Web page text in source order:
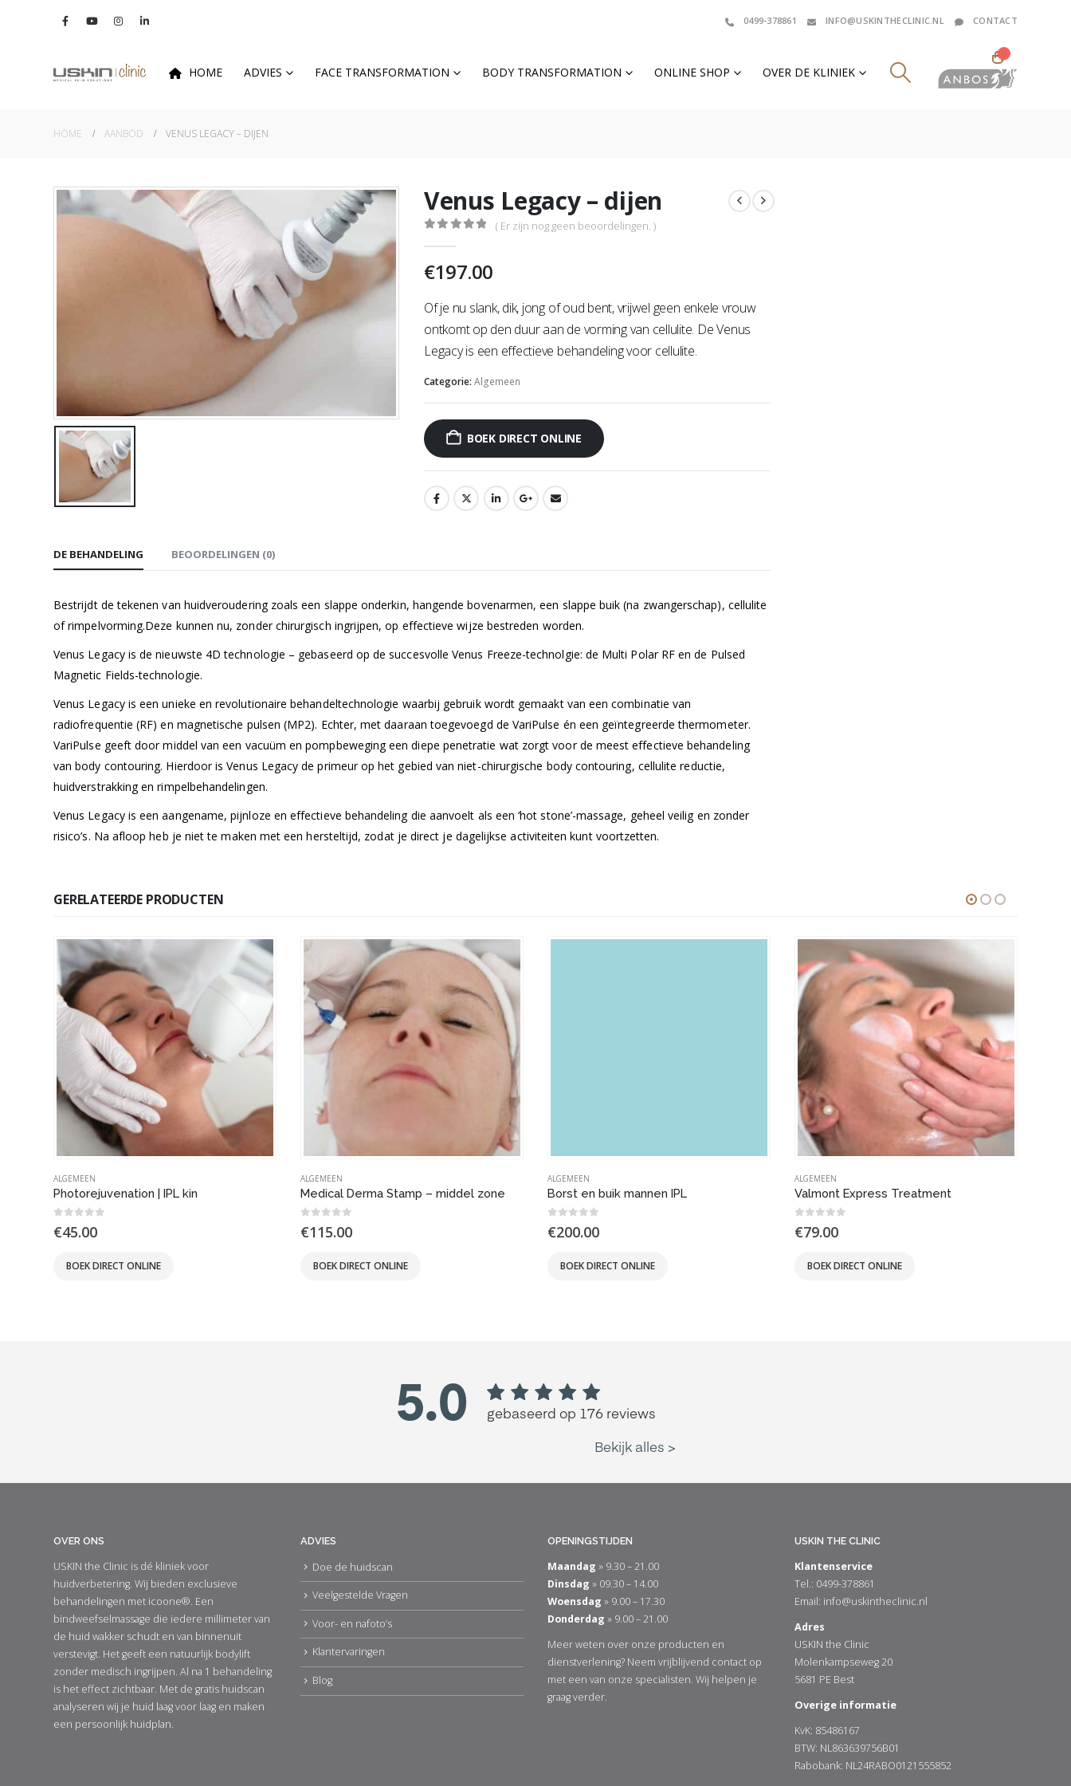
0499-378861 INFO@USKINTHECLINIC.NL CONTACT
HOME ADVIES FACE TRANSFORMATION BODY TRANSFORMATION ONLINE SHOP OVER DE KLINIEK
0
HOME AANBOD VENUS LEGACY – DIJEN
Venus Legacy – dijen
( Er zijn nog geen beoordelingen. )
€197.00
Of je nu slank, dik, jong of oud bent, vrijwel geen enkele vrouw
ontkomt op den duur aan de vorming van cellulite. De Venus
Legacy is een effectieve behandeling voor cellulite.
Categorie: Algemeen
BOEK DIRECT ONLINE
DE BEHANDELING BEOORDELINGEN (0)
Bestrijdt de tekenen van huidveroudering zoals een slappe onderkin, hangende bovenarmen, een slappe buik (na zwangerschap), cellulite
of rimpelvorming.Deze kunnen nu, zonder chirurgisch ingrijpen, op effectieve wijze bestreden worden.
Venus Legacy is de nieuwste 4D technologie – gebaseerd op de succesvolle Venus Freeze-technolgie: de Multi Polar RF en de Pulsed
Magnetic Fields-technologie.
Venus Legacy is een unieke en revolutionaire behandeltechnologie waarbij gebruik wordt gemaakt van een combinatie van
radiofrequentie (RF) en magnetische pulsen (MP2). Echter, met daaraan toegevoegd de VariPulse én een geïntegreerde thermometer.
VariPulse geeft door middel van een vacuüm en pompbeweging een diepe penetratie wat zorgt voor de meest effectieve behandeling
van body contouring. Hierdoor is Venus Legacy de primeur op het gebied van niet-chirurgische body contouring, cellulite reductie,
huidverstrakking en rimpelbehandelingen.
Venus Legacy is een aangename, pijnloze en effectieve behandeling die aanvoelt als een ‘hot stone’-massage, geheel veilig en zonder
risico’s. Na afloop heb je niet te maken met een hersteltijd, zodat je direct je dagelijkse activiteiten kunt voortzetten.
GERELATEERDE PRODUCTEN
ALGEMEEN
Photorejuvenation | IPL kin
€45.00
BOEK DIRECT ONLINE
ALGEMEEN
Medical Derma Stamp – middel zone
€115.00
BOEK DIRECT ONLINE
ALGEMEEN
Borst en buik mannen IPL
€200.00
BOEK DIRECT ONLINE
ALGEMEEN
Valmont Express Treatment
€79.00
BOEK DIRECT ONLINE
OVER ONS
USKIN the Clinic is dé kliniek voor
huidverbetering. Wij bieden exclusieve
behandelingen met icoone®. Een
bindweefselmassage die iedere millimeter van
de huid wakker schudt en van binnenuit
verstevigt. Het geeft een natuurlijk bodylift
zonder medisch ingrijpen. Al na 1 behandeling
is het effect zichtbaar. Met de gratis huidscan
analyseren wij je huid laag voor laag en maken
een persoonlijk huidplan.
ADVIES
Doe de huidscan
Veelgestelde Vragen
Voor- en nafoto’s
Klantervaringen
Blog
OPENINGSTIJDEN
Maandag » 9.30 – 21.00
Dinsdag » 09.30 – 14.00
Woensdag » 9.00 – 17.30
Donderdag » 9.00 – 21.00
Meer weten over onze producten en
dienstverlening? Neem vrijblijvend contact op
met een van onze specialisten. Wij helpen je
graag verder.
USKIN THE CLINIC
Klantenservice
Tel.: 0499-378861
Email: info@uskintheclinic.nl
Adres
USKIN the Clinic
Molenkampseweg 20
5681 PE Best
Overige informatie
KvK: 85486167
BTW: NL863639756B01
Rabobank: NL24RABO0121555852